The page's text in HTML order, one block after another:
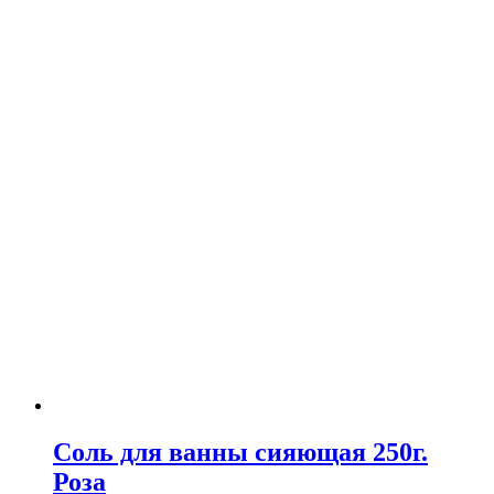
Соль для ванны сияющая 250г.
Роза